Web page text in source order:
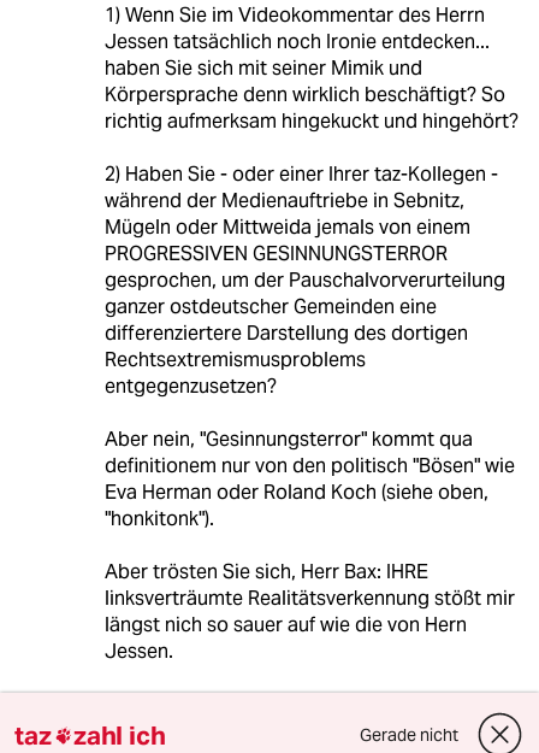
1) Wenn Sie im Videokommentar des Herrn
Jessen tatsächlich noch Ironie entdecken...
haben Sie sich mit seiner Mimik und
Körpersprache denn wirklich beschäftigt? So
richtig aufmerksam hingekuckt und hingehört?
2) Haben Sie - oder einer Ihrer taz-Kollegen -
während der Medienauftriebe in Sebnitz,
Mügeln oder Mittweida jemals von einem
PROGRESSIVEN GESINNUNGSTERROR
gesprochen, um der Pauschalvorverurteilung
ganzer ostdeutscher Gemeinden eine
differenziertere Darstellung des dortigen
Rechtsextremismusproblems
entgegenzusetzen?
Aber nein, "Gesinnungsterror" kommt qua
definitionem nur von den politisch "Bösen" wie
Eva Herman oder Roland Koch (siehe oben,
"honkitonk").
Aber trösten Sie sich, Herr Bax: IHRE
linksverträumte Realitätsverkennung stößt mir
längst nich so sauer auf wie die von Hern
Jessen.
taz zahl ich Gerade nicht